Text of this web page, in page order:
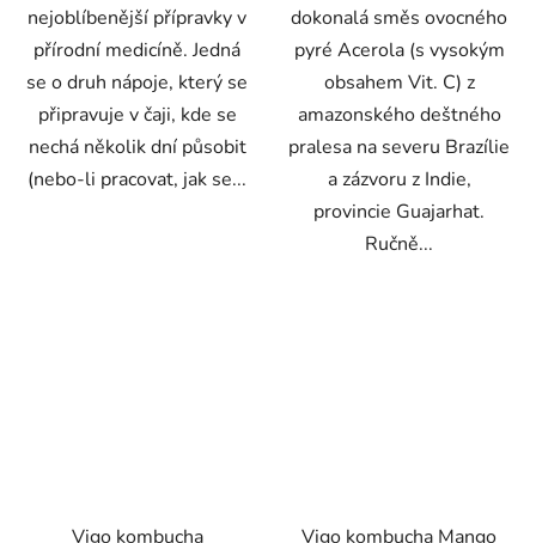
nejoblíbenější přípravky v
přírodní medicíně. Jedná
se o druh nápoje, který se
připravuje v čaji, kde se
nechá několik dní působit
(nebo-li pracovat, jak se...
dokonalá směs ovocného
pyré Acerola (s vysokým
obsahem Vit. C) z
amazonského deštného
pralesa na severu Brazílie
a zázvoru z Indie,
provincie Guajarhat.
Ručně...
Vigo kombucha
Vigo kombucha Mango